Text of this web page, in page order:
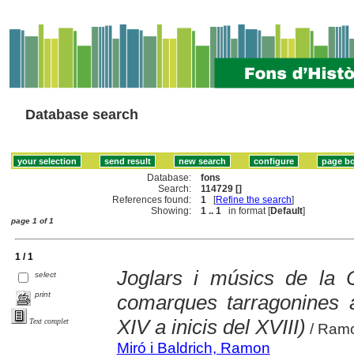
Database search
Database:
fons
Search:
114729 []
References found:
1 [Refine the search]
Showing:
1 .. 1 in format [Default]
page 1 of 1
1 / 1
select
print
Text complet
Joglars i músics de la
comarques
XIV a inicis del XVIII) /
Miró i Baldrich, Ramon